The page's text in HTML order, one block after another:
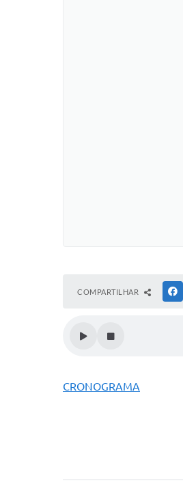
COMPARTILHAR
CRONOGRAMA